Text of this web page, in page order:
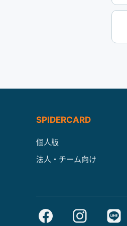
SPIDERCARD
個人版
法人・チーム向け